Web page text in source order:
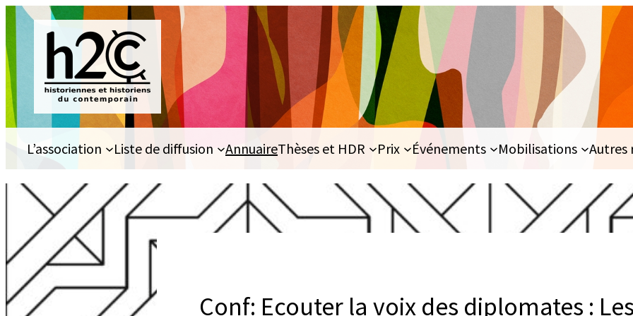
Aller
au
contenu
L’association Liste de diffusion AnnuaireThèses et HDR Prix Événements Mobilisations Autres
Conf: ​​​Ecouter la voix des diplomates :